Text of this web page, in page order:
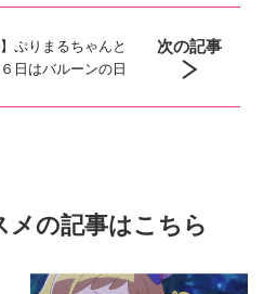
ぷりまるちゃんと
日はバルーンの日
次の記事
の記事はこちら